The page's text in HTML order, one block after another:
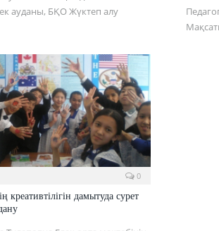
ауданы, БҚО Жүктеп алу
0
креативтілігін дамытуда сурет